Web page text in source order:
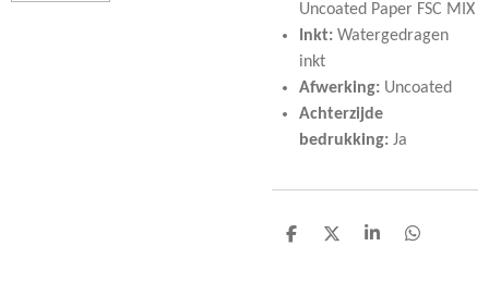
Uncoated Paper FSC MIX
Inkt: Watergedragen
inkt
Afwerking: Uncoated
Achterzijde
bedrukking: Ja
D
D
S
D